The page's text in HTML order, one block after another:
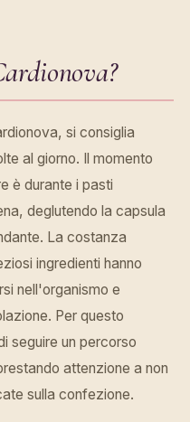
si consiglia
al giorno. Il momento
è durante i pasti
deglutendo la capsula
La costanza
ingredienti hanno
nell'organismo e
Per questo
seguire un percorso
attenzione a non
sulla confezione.